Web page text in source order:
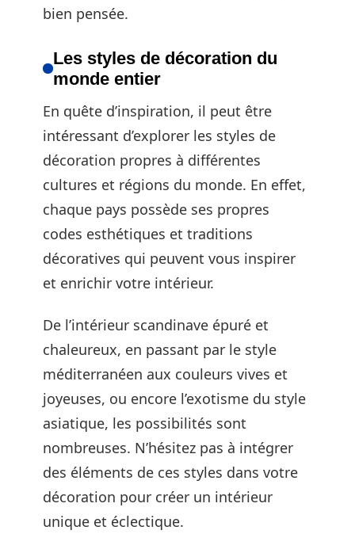
bien pensée.
Les styles de décoration du
monde entier
En quête d’inspiration, il peut être
intéressant d’explorer les styles de
décoration propres à différentes
cultures et régions du monde. En effet,
chaque pays possède ses propres
codes esthétiques et traditions
décoratives qui peuvent vous inspirer
et enrichir votre intérieur.
De l’intérieur scandinave épuré et
chaleureux, en passant par le style
méditerranéen aux couleurs vives et
joyeuses, ou encore l’exotisme du style
asiatique, les possibilités sont
nombreuses. N’hésitez pas à intégrer
des éléments de ces styles dans votre
décoration pour créer un intérieur
unique et éclectique.